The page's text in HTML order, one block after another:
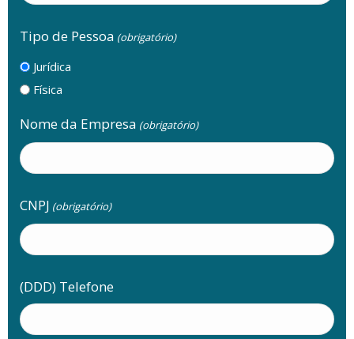
Tipo de Pessoa (obrigatório)
Jurídica
Física
Nome da Empresa (obrigatório)
CNPJ (obrigatório)
(DDD) Telefone